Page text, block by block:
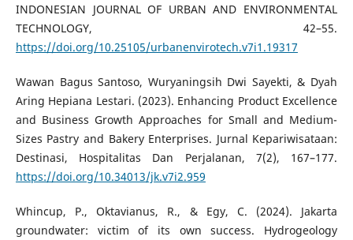
INDONESIAN JOURNAL OF URBAN AND ENVIRONMENTAL
TECHNOLOGY, 42–55.
https://doi.org/10.25105/urbanenvirotech.v7i1.19317
Wawan Bagus Santoso, Wuryaningsih Dwi Sayekti, & Dyah
Aring Hepiana Lestari. (2023). Enhancing Product Excellence
and Business Growth Approaches for Small and Medium-
Sizes Pastry and Bakery Enterprises. Jurnal Kepariwisataan:
Destinasi, Hospitalitas Dan Perjalanan, 7(2), 167–177.
https://doi.org/10.34013/jk.v7i2.959
Whincup, P., Oktavianus, R., & Egy, C. (2024). Jakarta
groundwater: victim of its own success. Hydrogeology